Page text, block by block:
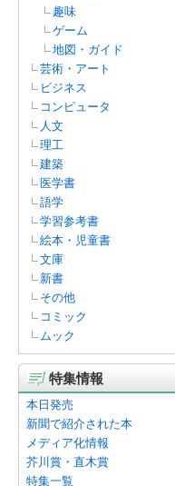
趣味
ゲーム
地図・ガイド
芸術・アート
ビジネス
コンピュータ
人文
理工
建築
医学書
語学
学習参考書
絵本・児童書
文庫
新書
その他
コミック
ムック
特集情報
本日発売
新聞で紹介された本
メディア化情報
芥川賞・直木賞
特集一覧